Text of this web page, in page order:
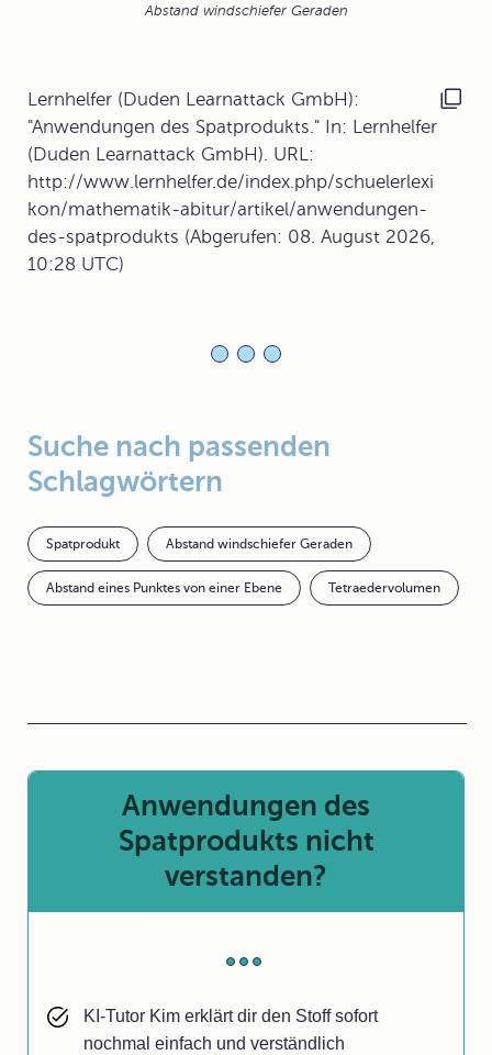
Abstand windschiefer Geraden
Lernhelfer (Duden Learnattack GmbH):
"Anwendungen des Spatprodukts." In: Lernhelfer
(Duden Learnattack GmbH). URL:
http://www.lernhelfer.de/index.php/schuelerlexi
kon/mathematik-abitur/artikel/anwendungen-
des-spatprodukts (Abgerufen: 08. August 2026,
10:28 UTC)
Suche nach passenden
Schlagwörtern
Spatprodukt Abstand windschiefer Geraden
Abstand eines Punktes von einer Ebene Tetraedervolumen
Anwendungen des
Spatprodukts nicht
verstanden?
KI-Tutor Kim erklärt dir den Stoff sofort
nochmal einfach und verständlich